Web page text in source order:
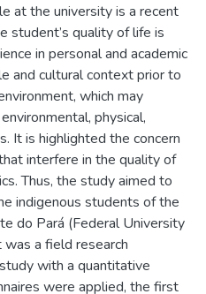
at the university is a recent
student’s quality of life is
in personal and academic
and cultural context prior to
which may
physical,
It is highlighted the concern
interfere in the quality of
Thus, the study aimed to
indigenous students of the
do Pará (Federal University
a field research
with a quantitative
were applied, the first